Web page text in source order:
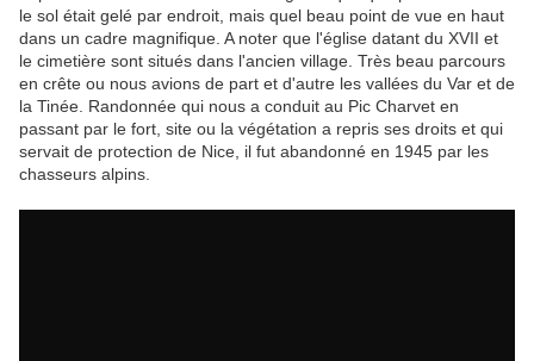
le sol était gelé par endroit, mais quel beau point de vue en haut
dans un cadre magnifique. A noter que l'église datant du XVII et
le cimetière sont situés dans l'ancien village. Très beau parcours
en crête ou nous avions de part et d'autre les vallées du Var et de
la Tinée. Randonnée qui nous a conduit au Pic Charvet en
passant par le fort, site ou la végétation a repris ses droits et qui
servait de protection de Nice, il fut abandonné en 1945 par les
chasseurs alpins.